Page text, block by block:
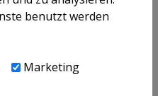
erstellt werden. Der
Rechnung zur
des Umsatzes
da die elektronische
Daten enthält
benutzt werden
Marketing